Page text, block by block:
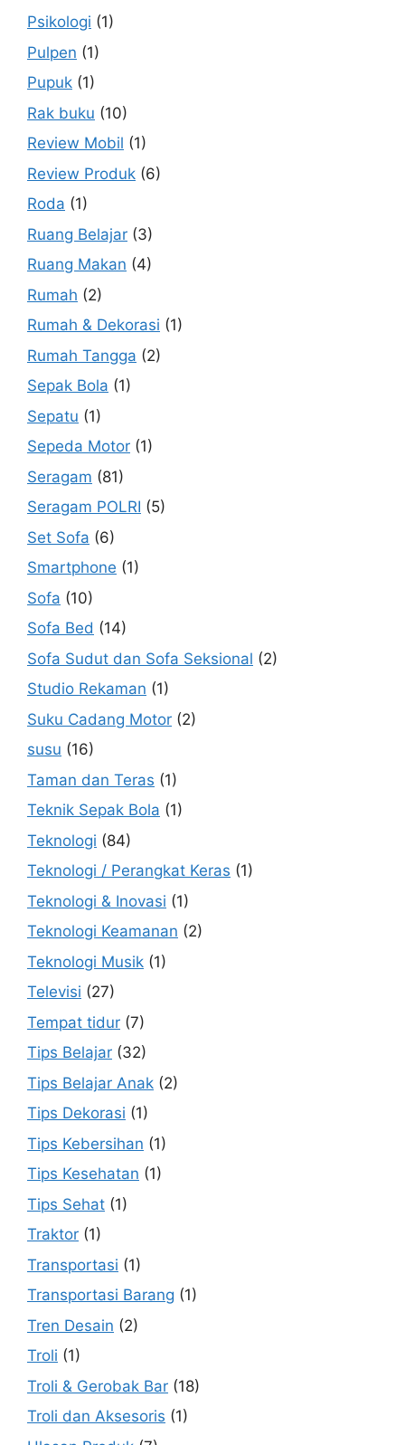
Psikologi (1)
Pulpen (1)
Pupuk (1)
Rak buku (10)
Review Mobil (1)
Review Produk (6)
Roda (1)
Ruang Belajar (3)
Ruang Makan (4)
Rumah (2)
Rumah & Dekorasi (1)
Rumah Tangga (2)
Sepak Bola (1)
Sepatu (1)
Sepeda Motor (1)
Seragam (81)
Seragam POLRI (5)
Set Sofa (6)
Smartphone (1)
Sofa (10)
Sofa Bed (14)
Sofa Sudut dan Sofa Seksional (2)
Studio Rekaman (1)
Suku Cadang Motor (2)
susu (16)
Taman dan Teras (1)
Teknik Sepak Bola (1)
Teknologi (84)
Teknologi / Perangkat Keras (1)
Teknologi & Inovasi (1)
Teknologi Keamanan (2)
Teknologi Musik (1)
Televisi (27)
Tempat tidur (7)
Tips Belajar (32)
Tips Belajar Anak (2)
Tips Dekorasi (1)
Tips Kebersihan (1)
Tips Kesehatan (1)
Tips Sehat (1)
Traktor (1)
Transportasi (1)
Transportasi Barang (1)
Tren Desain (2)
Troli (1)
Troli & Gerobak Bar (18)
Troli dan Aksesoris (1)